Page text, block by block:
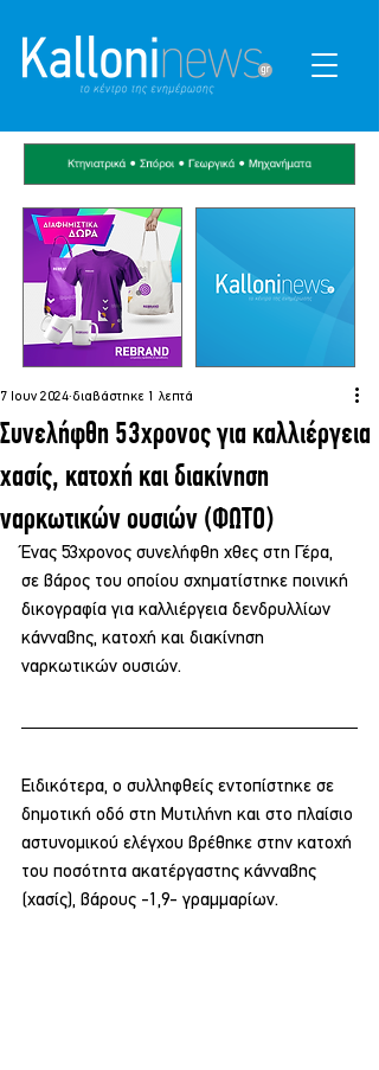
Συνελήφθη 53χρονος για καλλιέργεια
χασίς, κατοχή και διακίνηση
ναρκωτικών ουσιών (ΦΩΤΟ)
7 Ιουν 2024 διαβάστηκε 1 λεπτά
Ένας 53χρονος συνελήφθη χθες στη Γέρα,
σε βάρος του οποίου σχηματίστηκε ποινική
δικογραφία για καλλιέργεια δενδρυλλίων
κάνναβης, κατοχή και διακίνηση
ναρκωτικών ουσιών.
Ειδικότερα, ο συλληφθείς εντοπίστηκε σε
δημοτική οδό στη Μυτιλήνη και στο πλαίσιο
αστυνομικού ελέγχου βρέθηκε στην κατοχή
του ποσότητα ακατέργαστης κάνναβης
(χασίς), βάρους -1,9- γραμμαρίων.